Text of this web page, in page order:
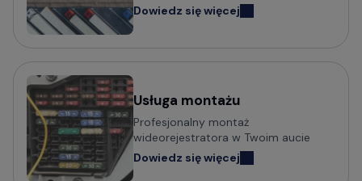
Wideorejestratory FineVu
Wideorejestratory MBG Line
Potrzebujesz porady w wyborze
wideorejestratora?
Sprawdź praktyczny poradnik o tym na co zwrócić
Dowiedz się więcej
Usługa montażu
Profesjonalny montaż
wideorejestratora w Twoim aucie
Dowiedz się więcej